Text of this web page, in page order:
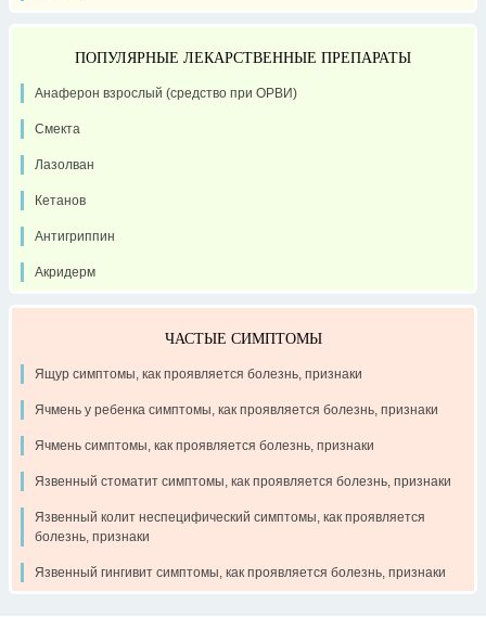
ПОПУЛЯРНЫЕ ЛЕКАРСТВЕННЫЕ ПРЕПАРАТЫ
Анаферон взрослый (средство при ОРВИ)
Смекта
Лазолван
Кетанов
Антигриппин
Акридерм
ЧАСТЫЕ СИМПТОМЫ
Ящур симптомы, как проявляется болезнь, признаки
Ячмень у ребенка симптомы, как проявляется болезнь, признаки
Ячмень симптомы, как проявляется болезнь, признаки
Язвенный стоматит симптомы, как проявляется болезнь, признаки
Язвенный колит неспецифический симптомы, как проявляется
болезнь, признаки
Язвенный гингивит симптомы, как проявляется болезнь, признаки